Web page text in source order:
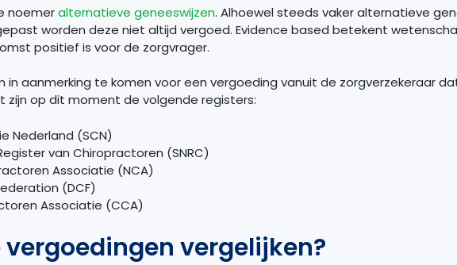
noemeralternatieve geneeswijzen. Alhoewel steeds vaker alternatieve
worden deze niet altijd vergoed. Evidence based betekent
positief is voor de zorgvrager.
in aanmerking te komen voor een vergoeding vanuit de zorgverzekeraar
zijn op dit moment de volgende registers:
Nederland (SCN)
van Chiropractoren (SNRC)
Associatie (NCA)
(DCF)
Associatie (CCA)
vergelijken?